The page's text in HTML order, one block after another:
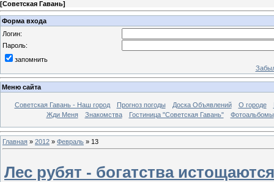
[Советская Гавань]
Форма входа
Логин:
Пароль:
запомнить
Меню сайта
Советская Гавань - Наш город Прогноз погоды Доска Объявлений О городе
Жди Меня
Знакомства Гостиница "Советская Гавань" Фотоальбомы
Главная » 2012 » Февраль » 13
Лес рубят - богатства